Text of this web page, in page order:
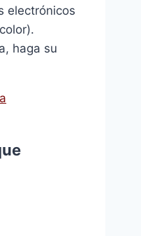
electrónicos
haga su